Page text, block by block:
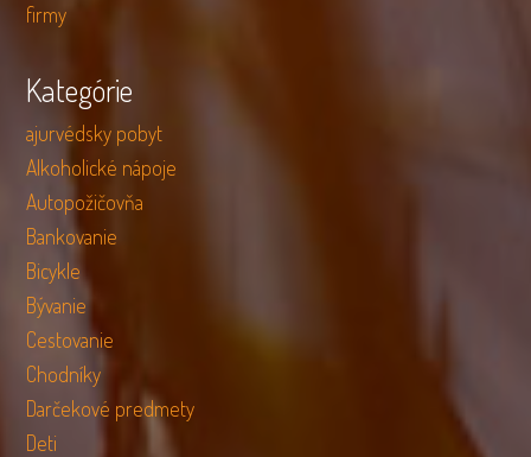
firmy
Kategórie
ajurvédsky pobyt
Alkoholické nápoje
Autopožičovňa
Bankovanie
Bicykle
Bývanie
Cestovanie
Chodníky
Darčekové predmety
Deti